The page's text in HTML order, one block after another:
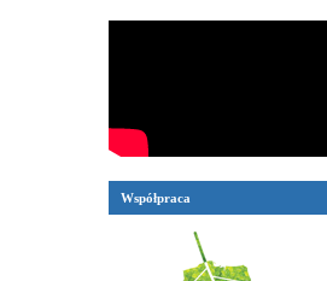
Współpraca